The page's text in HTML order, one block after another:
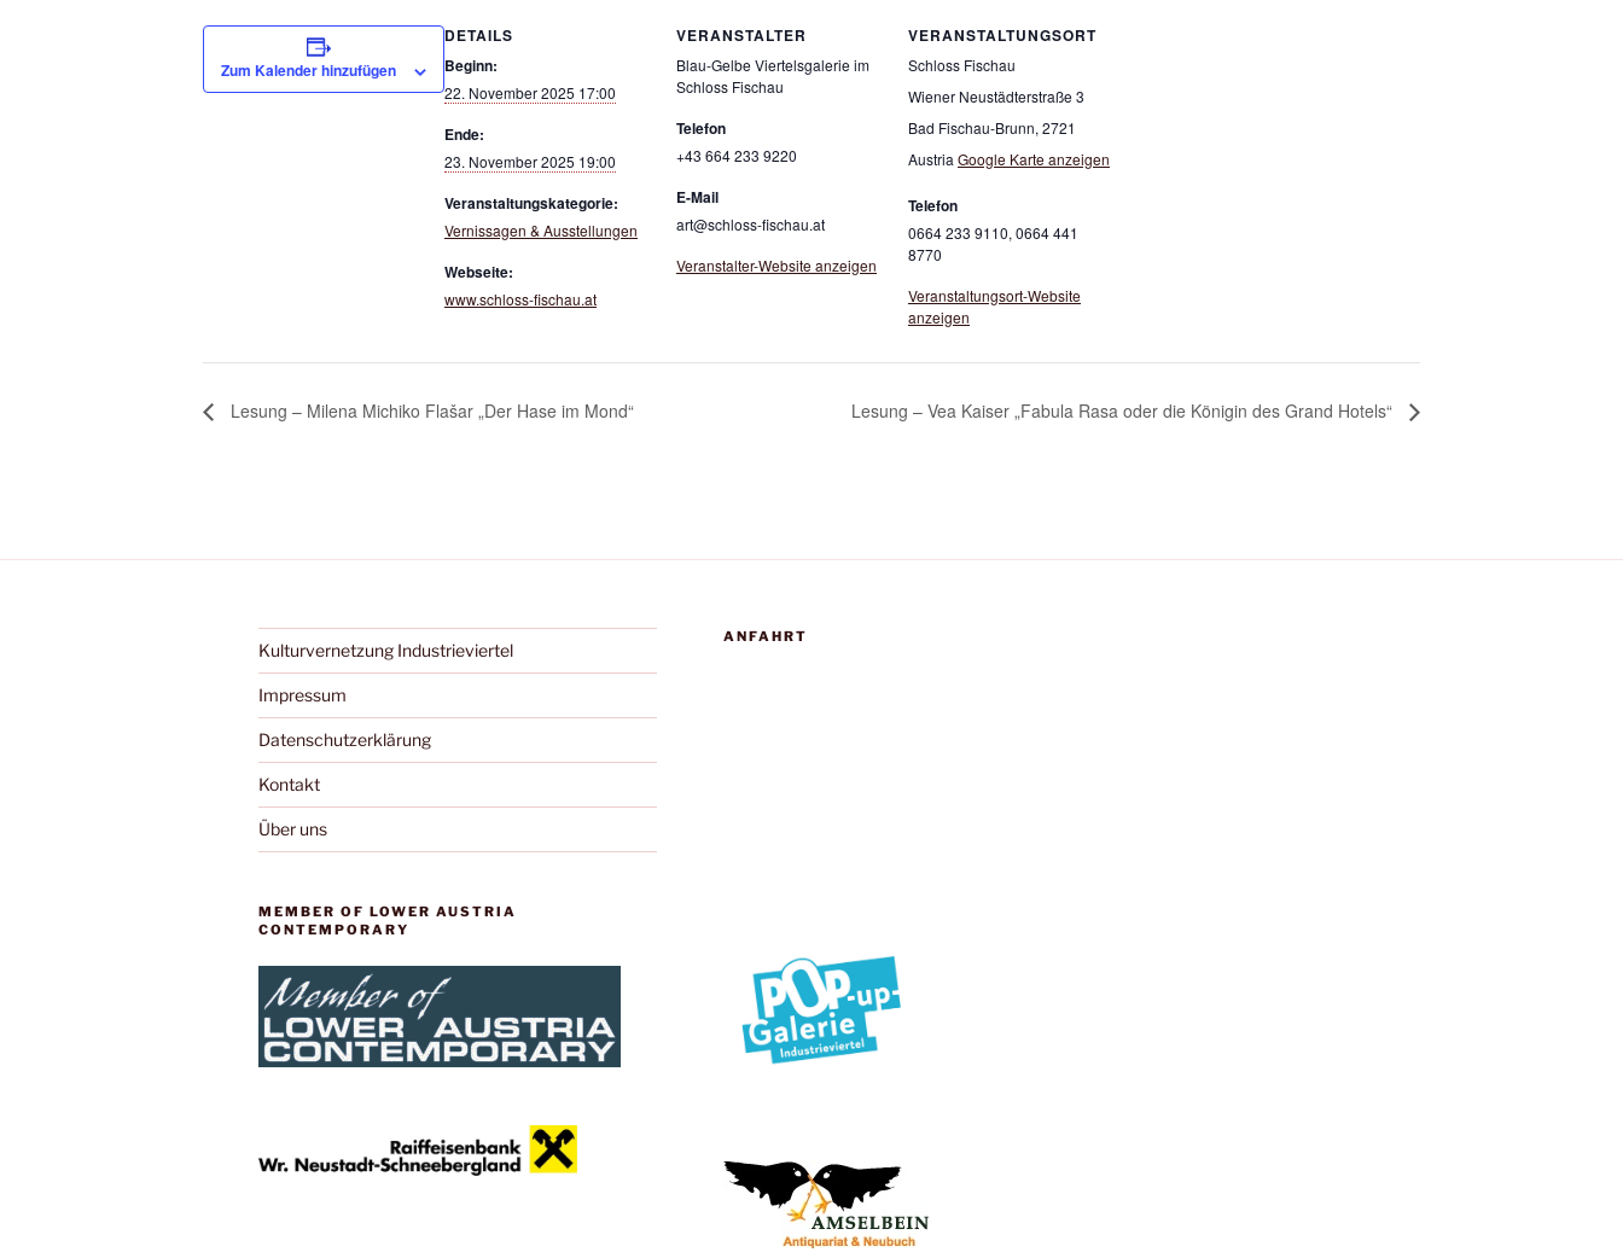
Zum Kalender hinzufügen
DETAILS
Beginn:
22. November 2025 17:00
Ende:
23. November 2025 19:00
Veranstaltungskategorie:
Vernissagen & Ausstellungen
Webseite:
www.schloss-fischau.at
VERANSTALTER
Blau-Gelbe Viertelsgalerie im
Schloss Fischau
Telefon
+43 664 233 9220
E-Mail
art@schloss-fischau.at
Veranstalter-Website anzeigen
VERANSTALTUNGSORT
Schloss Fischau
Wiener Neustädterstraße 3
Bad Fischau-Brunn, 2721
Austria Google Karte anzeigen
Telefon
0664 233 9110, 0664 441
8770
Veranstaltungsort-Website
anzeigen
Lesung – Milena Michiko Flašar „Der Hase im Mond“ Lesung – Vea Kaiser „Fabula Rasa oder die Königin des Grand Hotels“
Kulturvernetzung Industrieviertel
Impressum
Datenschutzerklärung
Kontakt
Über uns
MEMBER OF LOWER AUSTRIA
CONTEMPORARY
ANFAHRT